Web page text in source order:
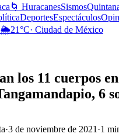
🌀 HuracanesSismos
DeportesEspectáculos
🌦️21°C· Ciudad de México
los 11 cuerpos
6
·3 de noviembre de 2021 ·1